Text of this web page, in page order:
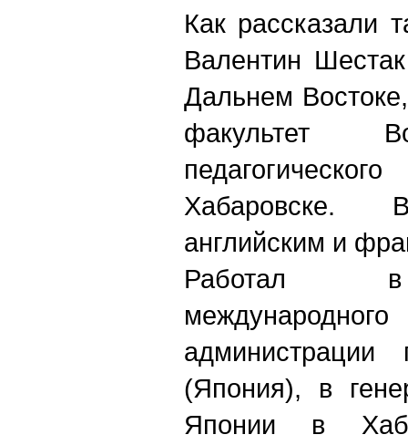
Как рассказали
Валентин
Дальнем
факультет
Хабаровске.
английским и
Работал в
(Япония), в
Японии в